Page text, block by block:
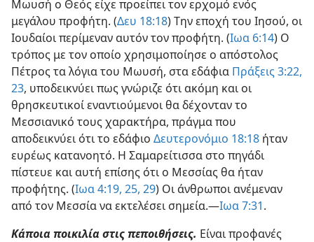
Μωυσή ο Θεός είχε προείπει τον ερχομό ενός
μεγάλου προφήτη. (Δευ 18:18) Την εποχή του Ιησού, οι
Ιουδαίοι περίμεναν αυτόν τον προφήτη. (Ιωα 6:14) Ο
τρόπος με τον οποίο χρησιμοποίησε ο απόστολος
Πέτρος τα λόγια του Μωυσή, στα εδάφια Πράξεις 3:22,
23, υποδεικνύει πως γνώριζε ότι ακόμη και οι
θρησκευτικοί εναντιούμενοι θα δέχονταν το
Μεσσιανικό τους χαρακτήρα, πράγμα που
αποδεικνύει ότι το εδάφιο Δευτερονόμιο 18:18 ήταν
ευρέως κατανοητό. Η Σαμαρείτισσα στο πηγάδι
πίστευε και αυτή επίσης ότι ο Μεσσίας θα ήταν
προφήτης. (Ιωα 4:19, 25, 29) Οι άνθρωποι ανέμεναν
από τον Μεσσία να εκτελέσει σημεία.—Ιωα 7:31.
Κάποια ποικιλία στις πεποιθήσεις. Είναι προφανές